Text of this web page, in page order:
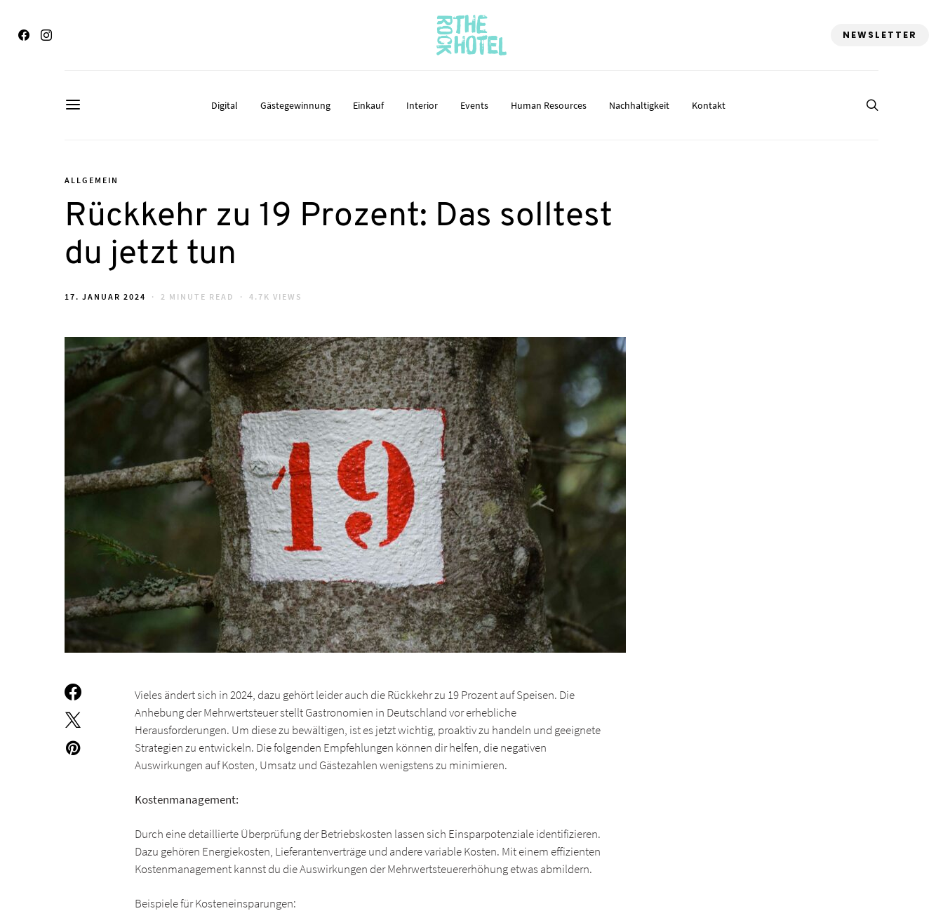
NEWSLETTER
Digital Gästegewinnung Einkauf Interior Events Human Resources Nachhaltigkeit Kontakt
ALLGEMEIN
Rückkehr zu 19 Prozent: Das solltest
du jetzt tun
POSTED
17. JANUAR 2024 2 MINUTE READ 4.7K VIEWS
Vieles ändert sich in 2024, dazu gehört leider auch die Rückkehr zu 19 Prozent auf Speisen. Die
Anhebung der Mehrwertsteuer stellt Gastronomien in Deutschland vor erhebliche
Herausforderungen. Um diese zu bewältigen, ist es jetzt wichtig, proaktiv zu handeln und geeignete
Strategien zu entwickeln. Die folgenden Empfehlungen können dir helfen, die negativen
Auswirkungen auf Kosten, Umsatz und Gästezahlen wenigstens zu minimieren.
Kostenmanagement:
Durch eine detaillierte Überprüfung der Betriebskosten lassen sich Einsparpotenziale identifizieren.
Dazu gehören Energiekosten, Lieferantenverträge und andere variable Kosten. Mit einem effizienten
Kostenmanagement kannst du die Auswirkungen der Mehrwertsteuererhöhung etwas abmildern.
Beispiele für Kosteneinsparungen: